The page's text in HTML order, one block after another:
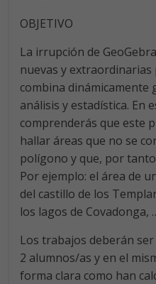
OBJETIVO
La irrupción de
nuevas y
combina dinámicamente
análisis y estadística. En
comprenderás que este
hallar áreas que no se
polígono y que, por
Por ejemplo: el área de
del castillo de los
los lagos de Covadonga,
Los trabajos deberán
2 alumnos/as y en el
forma clara como han